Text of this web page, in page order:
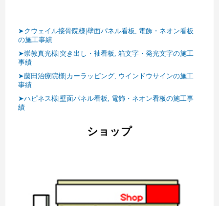
➤クウェイル接骨院様|壁面パネル看板, 電飾・ネオン看板
の施工事績
➤崇教真光様|突き出し・袖看板, 箱文字・発光文字の施工
事績
➤藤田治療院様|カーラッピング, ウインドウサインの施工
事績
➤ハピネス様|壁面パネル看板, 電飾・ネオン看板の施工事
績
ショップ